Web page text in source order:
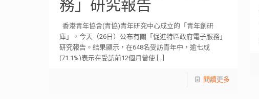
務」研究報告
香港青年協會(青協)青年研究中心成立的「青年創研
庫」，今天（26日）公布有關「促進特區政府電子服務」
研究報告。結果顯示，在648名受訪青年中，逾七成
(71.1%)表示在受訪前12個月曾使[…]
閱讀更多